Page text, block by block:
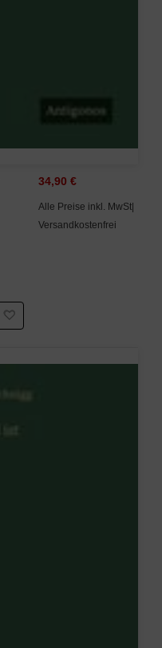
34,90 €
Alle Preise inkl. MwSt|
Versandkostenfrei